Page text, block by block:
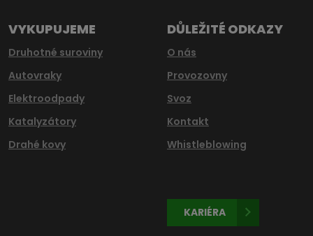
VYKUPUJEME
Druhotné suroviny
Autovraky
Elektroodpady
Katalyzátory
Drahé kovy
DŮLEŽITÉ ODKAZY
O nás
Provozovny
Svoz
Kontakt
Whistleblowing
KARIÉRA